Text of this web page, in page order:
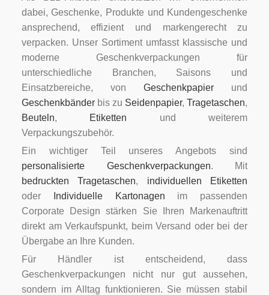
dabei, Geschenke, Produkte und Kundengeschenke
ansprechend, effizient und markengerecht zu
verpacken. Unser Sortiment umfasst klassische und
moderne Geschenkverpackungen für
unterschiedliche Branchen, Saisons und
Einsatzbereiche, vonGeschenkpapier und
Geschenkbänderbis zu Seidenpapier,Tragetaschen,
Beuteln, Etiketten und weiterem
Verpackungszubehör.
Ein wichtiger Teil unseres Angebots sind
personalisierte Geschenkverpackungen. Mit
bedruckten Tragetaschen, individuellen Etiketten
oder
Individuelle Kartonagen im passenden
Corporate Design stärken Sie Ihren Markenauftritt
direkt am Verkaufspunkt, beim Versand oder bei der
Übergabe an Ihre Kunden.
Für Händler ist entscheidend, dass
Geschenkverpackungen nicht nur gut aussehen,
sondern im Alltag funktionieren. Sie müssen stabil